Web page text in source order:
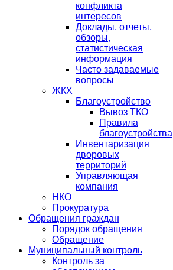
конфликта
интересов
Доклады, отчеты,
обзоры,
статистическая
информация
Часто задаваемые
вопросы
ЖКХ
Благоустройство
Вывоз ТКО
Правила
благоустройства
Инвентаризация
дворовых
территорий
Управляющая
компания
НКО
Прокуратура
Обращения граждан
Порядок обращения
Обращение
Муниципальный контроль
Контроль за